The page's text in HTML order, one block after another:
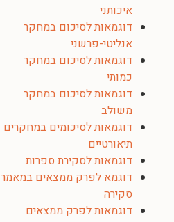
איכותני
דוגמאות לסיכום במחקר
אנליטי-פרשני
דוגמאות לסיכום במחקר
כמותי
דוגמאות לסיכום במחקר
משולב
דוגמאות לסיכומים במחקרים
תיאורטיים
דוגמאות לסקירת ספרות
דוגמא לפרק ממצאים במאמר
סקירה
דוגמאות לפרק ממצאים